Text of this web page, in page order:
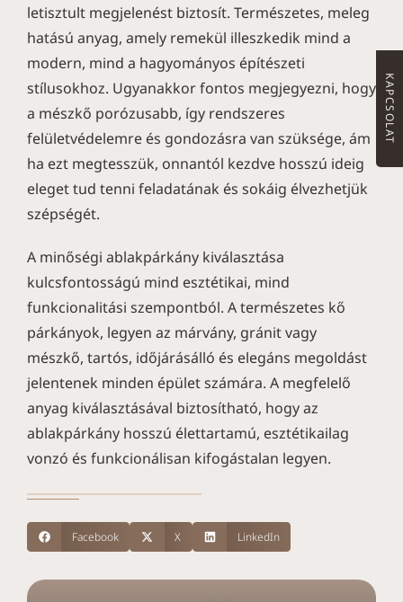
KAPCSOLAT
letisztult megjelenést biztosít. Természetes, meleg
hatású anyag, amely remekül illeszkedik mind a
modern, mind a hagyományos építészeti
stílusokhoz. Ugyanakkor fontos megjegyezni, hogy
a mészkő porózusabb, így rendszeres
felületvédelemre és gondozásra van szüksége, ám
ha ezt megtesszük, onnantól kezdve hosszú ideig
eleget tud tenni feladatának és sokáig élvezhetjük
szépségét.
A minőségi ablakpárkány kiválasztása
kulcsfontosságú mind esztétikai, mind
funkcionalitási szempontból. A természetes kő
párkányok, legyen az márvány, gránit vagy
mészkő, tartós, időjárásálló és elegáns megoldást
jelentenek minden épület számára. A megfelelő
anyag kiválasztásával biztosítható, hogy az
ablakpárkány hosszú élettartamú, esztétikailag
vonzó és funkcionálisan kifogástalan legyen.
Facebook X LinkedIn